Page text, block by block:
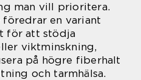
man vill prioritera.
föredrar en variant
för att stödja
viktminskning,
på högre fiberhalt
och tarmhälsa.